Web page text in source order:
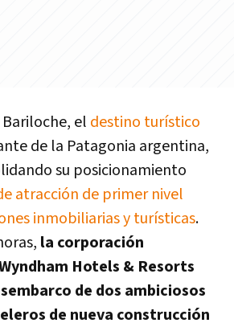
el destino turístico
de la Patagonia argentina,
su posicionamiento
atracción de primer nivel
inmobiliarias y turísticas.
la corporación
Hotels & Resorts
de dos ambiciosos
de nueva construcción